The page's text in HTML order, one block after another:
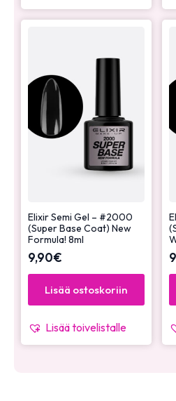
Elixir Semi Gel – #2000
(Super Base Coat) New
Formula! 8ml
9,90€
Lisää ostoskoriin
Lisää toivelistalle